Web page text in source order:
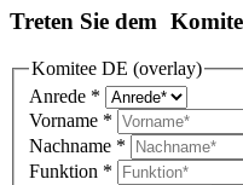
Treten Sie dem
Komitee DE (overlay)
Anrede *
Vorname *
Nachname *
Funktion *